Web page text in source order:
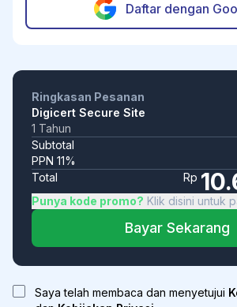
Daftar dengan
Ringkasan Pesanan
Digicert Secure Site
1 Tahun
Subtotal
PPN 11%
Total
Rp
Punya kode promo? Klik disini untuk
Bayar Sekarang
Saya telah membaca dan menyetujui